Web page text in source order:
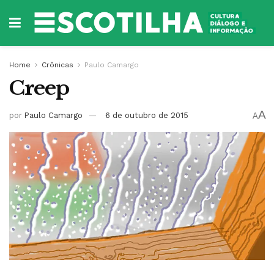
Home Crônicas Paulo Camargo
Creep
por Paulo Camargo 6 de outubro de 2015 AA